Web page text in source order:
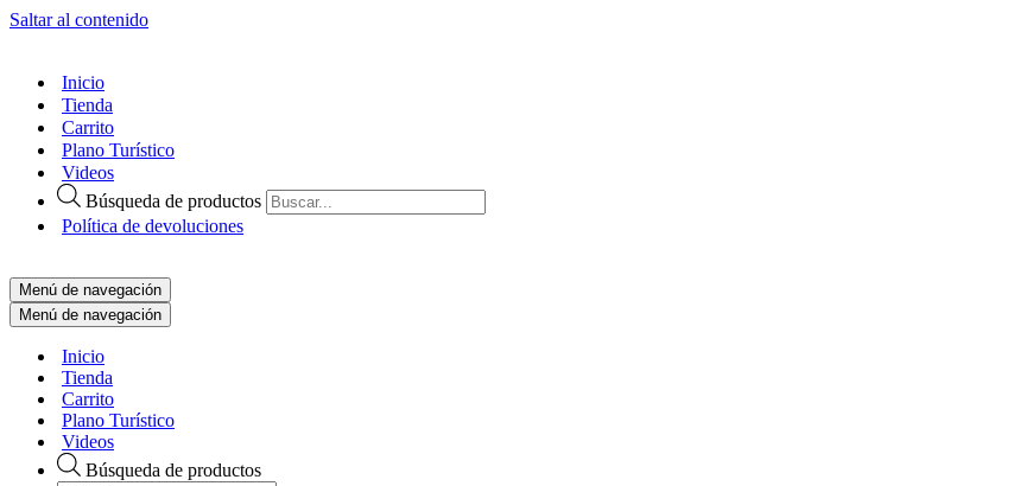
Saltar al contenido
Inicio
Tienda
Carrito
Plano Turístico
Videos
Búsqueda de productos
Política de devoluciones
Menú de navegación
Menú de navegación
Inicio
Tienda
Carrito
Plano Turístico
Videos
Búsqueda de productos